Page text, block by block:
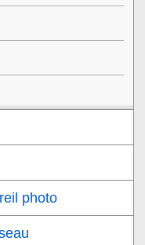
photo